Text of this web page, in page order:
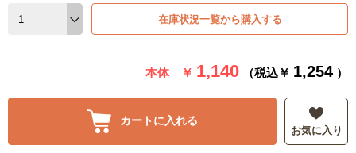
在庫状況一覧から購入する
本体 ￥ 1,140 （税込￥ 1,254 ）
カートに入れる
お気に入り